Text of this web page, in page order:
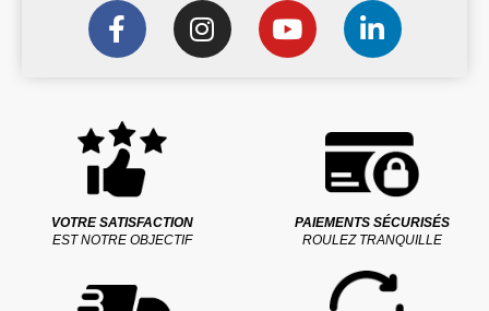
VOTRE SATISFACTION
EST NOTRE OBJECTIF
PAIEMENTS SÉCURISÉS
ROULEZ TRANQUILLE